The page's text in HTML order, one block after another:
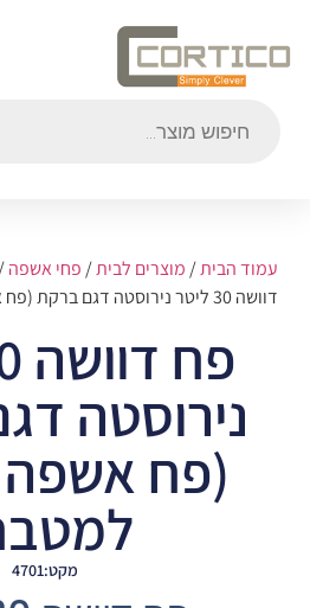
עמוד הבית/מוצרים לבית/פחי אשפה
דוושה 30 ליטר נירוסטה דגם ברקת (פח אשפה יוקרתי למטבח)
נירוסטה
(פח אשפה
מקט:4701